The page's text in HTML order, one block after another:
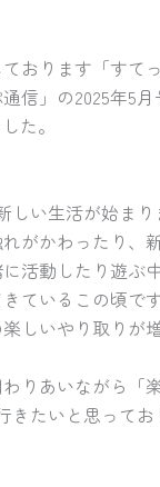
おります「すて
信」の2025年5
た。
しい生活が始ま
がかわったり、
活動したり遊ぶ
ているこの頃です
しいやり取りが
りあいながら「
きたいと思って